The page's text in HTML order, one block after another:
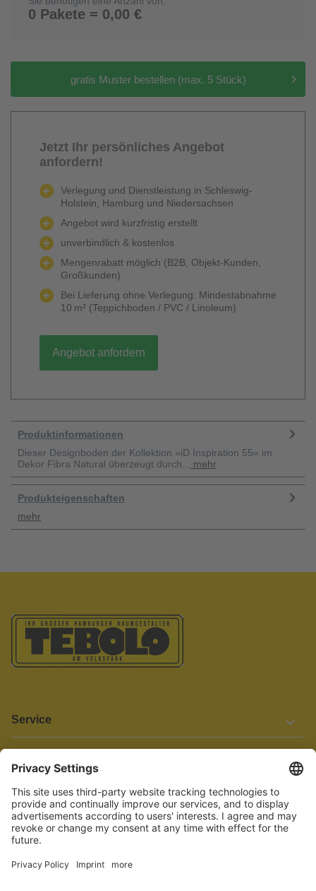
0 Pakete = 0,00 €
gratis Muster bestellen (max. 5 Stück)
Jetzt Ihr persönliches Angebot
anfordern!
Verlegung und Dienstleistung in Schleswig-
Holstein, Hamburg und Niedersachsen
Angebot wird kurzfristig erstellt
unverbindlich & kostenlos
Mengenrabatt möglich (B2B, Objekt-Kunden,
Großkunden)
Bei Lieferung ohne Verlegung: Mindestabnahme
10 m² (Teppichboden / PVC / Linoleum)
Angebot anfordern
Produktinformationen
Dieser Designboden der Kollektion »iD Inspiration 55« im
Dekor Fibra Natural überzeugt durch...
mehr
Produkteigenschaften
mehr
Service
Informationen
Barrierefreiheit
Wir bemühen uns, unsere Website barrierefrei zu gestalten.
Einige Inhalte und Funktionen sind derzeit jedoch noch nicht
vollständig zugänglich. Wenn Sie auf Barrieren stoßen oder Hilfe
benötigen, kontaktieren Sie uns bitte unter service[at]knutzen.de.
Vertrag widerrufen